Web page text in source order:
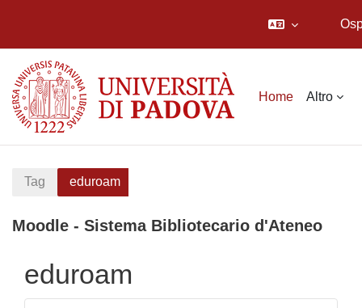
Home Altro
Tag eduroam
Moodle - Sistema Bibliotecario d'Ateneo
eduroam